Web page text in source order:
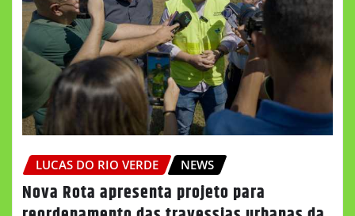
LUCAS DO RIO VERDE NEWS
Nova Rota apresenta projeto para